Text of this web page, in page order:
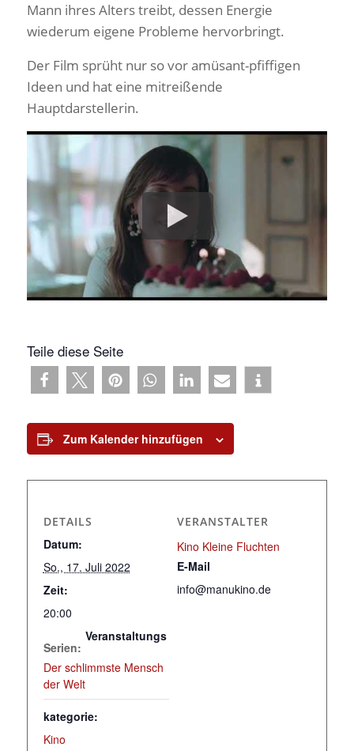
Mann ihres Alters treibt, dessen Energie
wiederum eigene Probleme hervorbringt.
Der Film sprüht nur so vor amüsant-pfiffigen
Ideen und hat eine mitreißende
Hauptdarstellerin.
Teile diese Seite
Zum Kalender hinzufügen
DETAILS
Datum:
So., 17. Juli 2022
Zeit:
20:00
Serien:
Der schlimmste Mensch
der Welt
Veranstaltungs
kategorie:
Kino
VERANSTALTER
Kino Kleine Fluchten
E-Mail
info@manukino.de